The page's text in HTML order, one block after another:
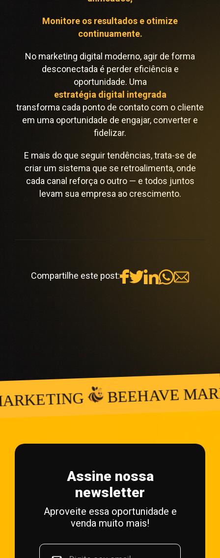
Monitore os resultados e otimize
continuamente.
No marketing digital moderno, agir de forma
desconectada é perder eficiência e
oportunidade. Uma
estratégia digital integrada
transforma cada ponto de contato com o cliente
em uma oportunidade de engajar, converter e
fidelizar.
E mais do que seguir tendências, trata-se de
criar um sistema que se retroalimenta, onde
cada canal reforça o outro — e todos juntos
levam sua empresa ao crescimento.
Compartilhe este post:
BEEHAVE
Assine nossa
newsletter
Aproveite essa oportunidade e
venda muito mais!